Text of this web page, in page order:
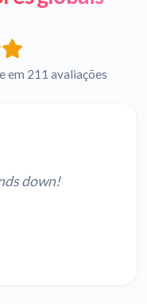
em 211 avaliações
down!